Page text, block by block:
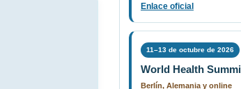
Enlace oficial
11–13 de octubre de 2026
World Health
Berlín, Alemania y online